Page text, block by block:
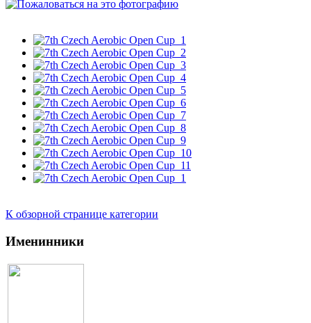
К обзорной странице категории
Именинники